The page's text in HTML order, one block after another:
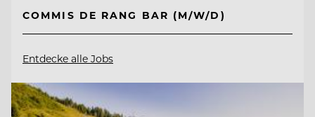
COMMIS DE RANG BAR (M/W/D)
Entdecke alle Jobs